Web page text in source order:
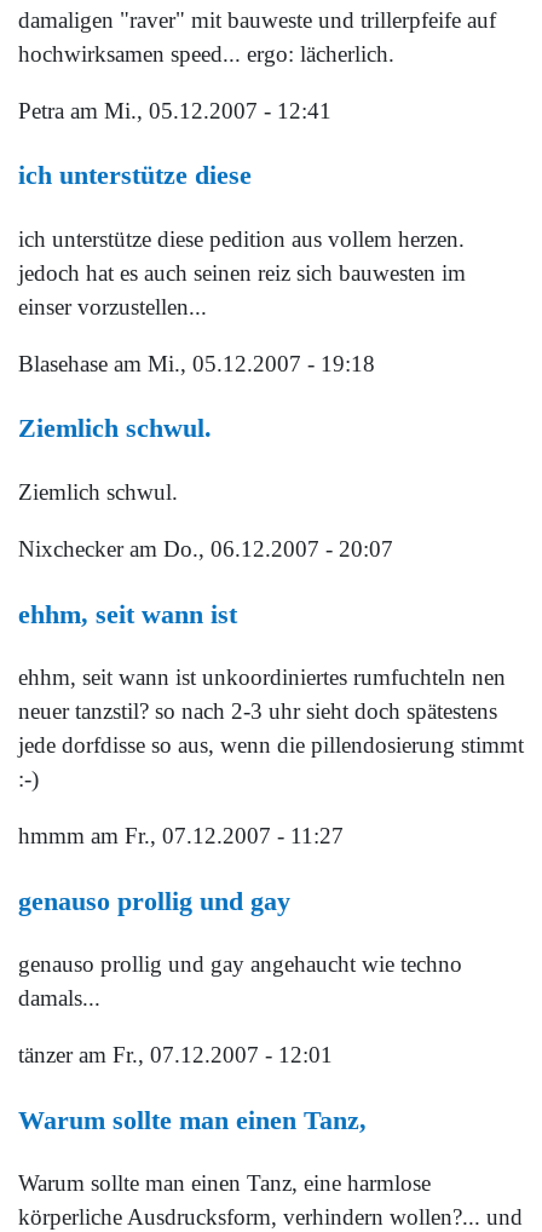
damaligen "raver" mit bauweste und trillerpfeife auf
hochwirksamen speed... ergo: lächerlich.
Petra am Mi., 05.12.2007 - 12:41
ich unterstütze diese
ich unterstütze diese pedition aus vollem herzen.
jedoch hat es auch seinen reiz sich bauwesten im
einser vorzustellen...
Blasehase am Mi., 05.12.2007 - 19:18
Ziemlich schwul.
Ziemlich schwul.
Nixcheckeram Do., 06.12.2007 - 20:07
ehhm, seit wann ist
ehhm, seit wann ist unkoordiniertes rumfuchteln nen
neuer tanzstil? so nach 2-3 uhr sieht doch spätestens
jede dorfdisse so aus, wenn die pillendosierung stimmt
:-)
hmmm am Fr., 07.12.2007 - 11:27
genauso prollig und gay
genauso prollig und gay angehaucht wie techno
damals...
tänzeram Fr., 07.12.2007 - 12:01
Warum sollte man einen Tanz,
Warum sollte man einen Tanz, eine harmlose
körperliche Ausdrucksform, verhindern wollen?... und